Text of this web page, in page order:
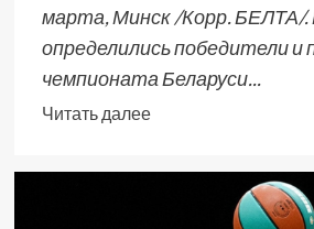
марта, Минск /Корр. БЕЛТА/.
определились победители и
чемпионата Беларуси...
Читать далее